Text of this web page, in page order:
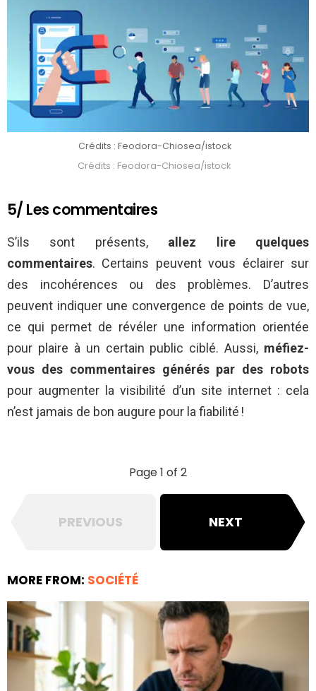
Crédits : Feodora-Chiosea/istock
Crédits : Feodora-Chiosea/istock
5/ Les commentaires
S’ils sont présents, allez lire quelques
commentaires. Certains peuvent vous éclairer sur
des incohérences ou des problèmes. D’autres
peuvent indiquer une convergence de points de vue,
ce qui permet de révéler une information orientée
pour plaire à un certain public ciblé. Aussi, méfiez-
vous des commentaires générés par des robots
pour augmenter la visibilité d’un site internet : cela
n’est jamais de bon augure pour la fiabilité !
Page 1 of 2
PREVIOUS NEXT
MORE FROM: SOCIÉTÉ